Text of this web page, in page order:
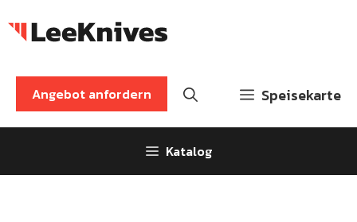
Inhalt
Speisekarte
Angebot anfordern
Katalog